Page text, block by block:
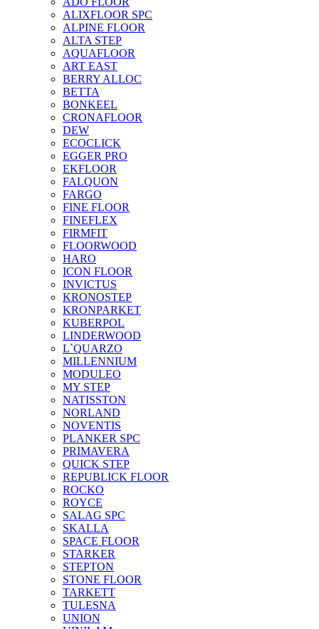
ALIXFLOOR SPC
ALPINE FLOOR
ALTA STEP
AQUAFLOOR
ART EAST
BERRY ALLOC
BETTA
BONKEEL
CRONAFLOOR
DEW
ECOCLICK
EGGER PRO
EKFLOOR
FALQUON
FARGO
FINE FLOOR
FINEFLEX
FIRMFIT
FLOORWOOD
HARO
ICON FLOOR
INVICTUS
KRONOSTEP
KRONPARKET
KUBERPOL
LINDERWOOD
L`QUARZO
MILLENNIUM
MODULEO
MY STEP
NATISSTON
NORLAND
NOVENTIS
PLANKER SPC
PRIMAVERA
QUICK STEP
REPUBLICK FLOOR
ROCKO
ROYCE
SALAG SPC
SKALLA
SPACE FLOOR
STARKER
STEPTON
STONE FLOOR
TARKETT
TULESNA
UNION